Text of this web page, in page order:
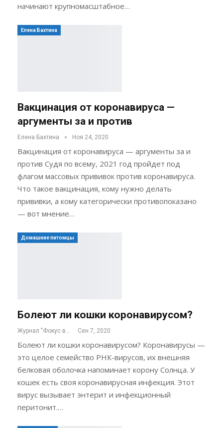
начинают крупномасштабное…
Елена Бахтина
Вакцинация от коронавируса —
аргументы за и против
Елена Бахтина Ноя 24, 2020
Вакцинация от коронавируса — аргументы за и
против Судя по всему, 2021 год пройдет под
флагом массовых прививок против коронавируса.
Что такое вакцинация, кому нужно делать
прививки, а кому категорически противопоказано
— вот мнение…
Домашние питомцы
Болеют ли кошки коронавирусом?
Журнал "Фокус внимания" Сен 7, 2020
Болеют ли кошки коронавирусом? Коронавирусы —
это целое семейство РНК-вирусов, их внешняя
белковая оболочка напоминает корону Солнца. У
кошек есть своя коронавирусная инфекция. Этот
вирус вызывает энтерит и инфекционный
перитонит.…